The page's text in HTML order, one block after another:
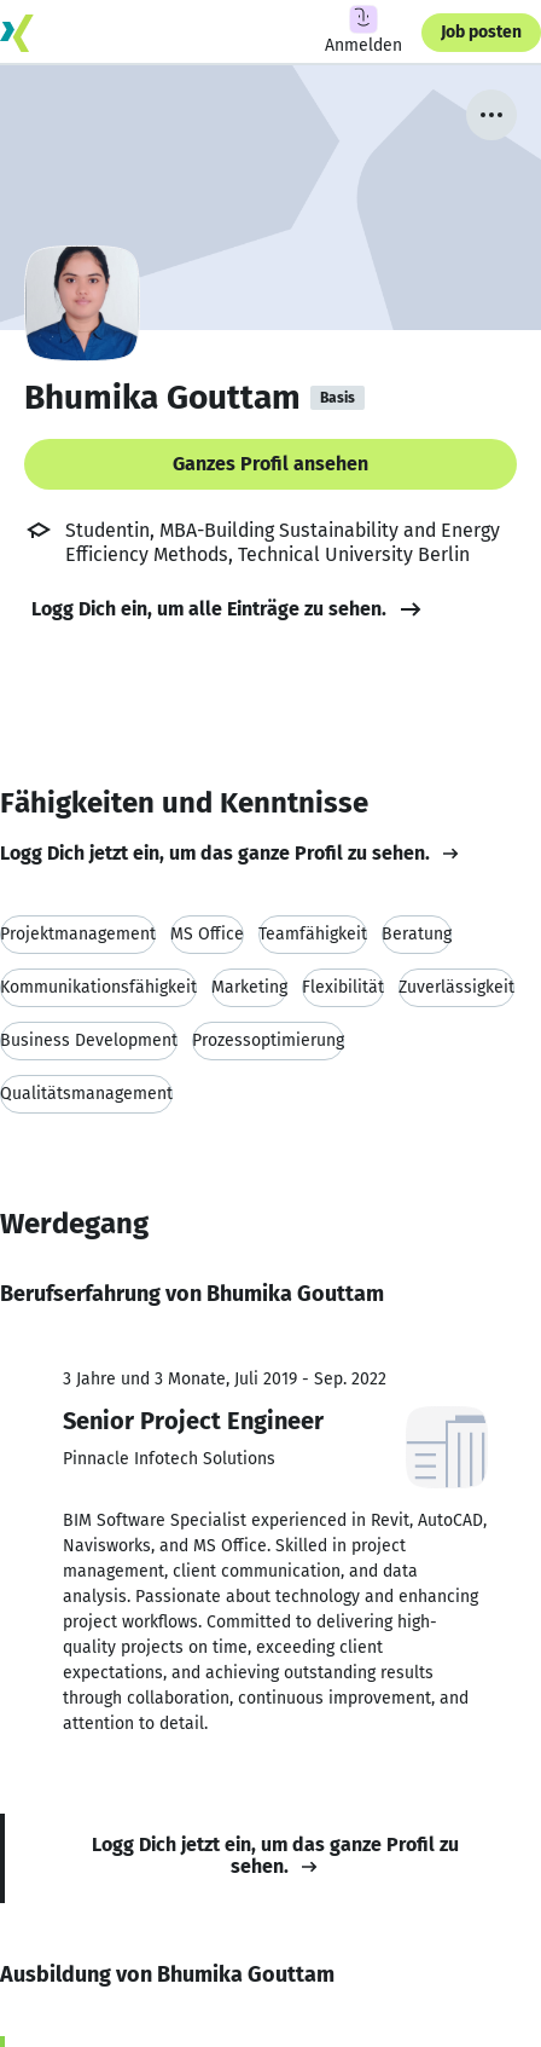
Anmelden
Job posten
Bhumika Gouttam Basis
Ganzes Profil ansehen
Studentin, MBA-Building Sustainability and Energy
Efficiency Methods, Technical University Berlin
Logg Dich ein, um alle Einträge zu sehen.
Fähigkeiten und Kenntnisse
Logg Dich jetzt ein, um das ganze Profil zu sehen.
Projektmanagement MS Office Teamfähigkeit Beratung
Kommunikationsfähigkeit Marketing Flexibilität Zuverlässigkeit
Business Development Prozessoptimierung
Qualitätsmanagement
Werdegang
Berufserfahrung von Bhumika Gouttam
3 Jahre und 3 Monate, Juli 2019 - Sep. 2022
Senior Project Engineer
Pinnacle Infotech Solutions
BIM Software Specialist experienced in Revit, AutoCAD,
Navisworks, and MS Office. Skilled in project
management, client communication, and data
analysis. Passionate about technology and enhancing
project workflows. Committed to delivering high-
quality projects on time, exceeding client
expectations, and achieving outstanding results
through collaboration, continuous improvement, and
attention to detail.
Logg Dich jetzt ein, um das ganze Profil zu
sehen.
Ausbildung von Bhumika Gouttam